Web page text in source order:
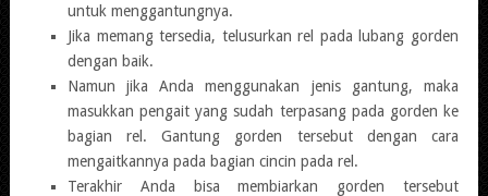
untuk menggantungnya.
Jika memang tersedia, telusurkan rel pada lubang gorden
dengan baik.
Namun jika Anda menggunakan jenis gantung, maka
masukkan pengait yang sudah terpasang pada gorden ke
bagian rel. Gantung gorden tersebut dengan cara
mengaitkannya pada bagian cincin pada rel.
Terakhir Anda bisa membiarkan gorden tersebut